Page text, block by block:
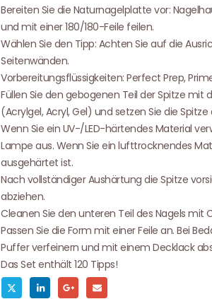
Bereiten Sie die Naturnagelplatte vor:
und mit einer 180/180-Feile feilen.
Wählen Sie den Tipp: Achten Sie auf die
Seitenwänden.
Vorbereitungsflüssigkeiten: Perfect Prep,
Füllen Sie den gebogenen Teil der Spitze
(Acrylgel, Acryl, Gel) und setzen Sie die
Wenn Sie ein UV-/LED-härtendes Material
Lampe aus. Wenn Sie ein lufttrocknendes
ausgehärtet ist.
Nach vollständiger Aushärtung die Spitze
abziehen.
Cleanen Sie den unteren Teil des Nagels mit
Passen Sie die Form mit einer Feile an. Bei
Puffer verfeinern und mit einem Decklack
Das Set enthält 120 Tipps!